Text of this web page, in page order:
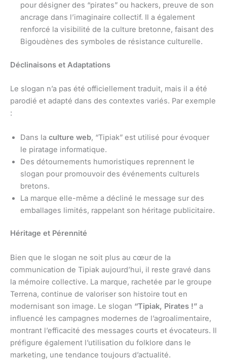
pour désigner des “pirates” ou hackers, preuve de son
ancrage dans l’imaginaire collectif. Il a également
renforcé la visibilité de la culture bretonne, faisant des
Bigoudènes des symboles de résistance culturelle.
Déclinaisons et Adaptations
Le slogan n’a pas été officiellement traduit, mais il a été
parodié et adapté dans des contextes variés. Par exemple
:
Dans la culture web, “Tipiak” est utilisé pour évoquer
le piratage informatique.
Des détournements humoristiques reprennent le
slogan pour promouvoir des événements culturels
bretons.
La marque elle-même a décliné le message sur des
emballages limités, rappelant son héritage publicitaire.
Héritage et Pérennité
Bien que le slogan ne soit plus au cœur de la
communication de Tipiak aujourd’hui, il reste gravé dans
la mémoire collective. La marque, rachetée par le groupe
Terrena, continue de valoriser son histoire tout en
modernisant son image. Le slogan “Tipiak, Pirates !” a
influencé les campagnes modernes de l’agroalimentaire,
montrant l’efficacité des messages courts et évocateurs. Il
préfigure également l’utilisation du folklore dans le
marketing, une tendance toujours d’actualité.